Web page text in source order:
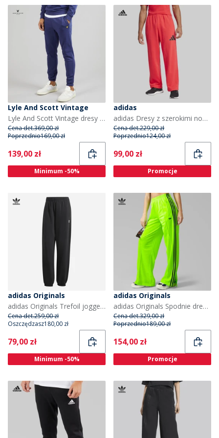
Lyle And Scott Vintage
Lyle And Scott Vintage dresy o kroju „slim fit” dla niego kolor Deep Indigo
Cena det.369,00 zł
Poprzednio169,00 zł
Current
139,00 zł
Minimum -50%
adidas
adidas Dresy z szerokimi nogawkami z z logo 3 paskami dla niego kolor Pure Ruby/Czarny
Cena det.229,00 zł
Poprzednio124,00 zł
Current
99,00 zł
Promocje
adidas Originals
adidas Originals Trefoil joggersy dla niej kolor Czarny
Cena det.259,00 zł
Oszczędzasz180,00 zł
Current
79,00 zł
Minimum -50%
adidas Originals
adidas Originals Spodnie dresowe Adicolor Classics Firebird o luźnym kroju dla niej kolor Signal Green/Czarny
Cena det.329,00 zł
Poprzednio189,00 zł
Current
154,00 zł
Promocje